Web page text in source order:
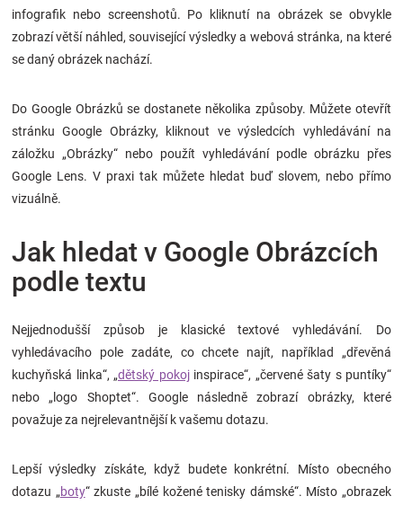
infografik nebo screenshotů. Po kliknutí na obrázek se obvykle
zobrazí větší náhled, související výsledky a webová stránka, na které
se daný obrázek nachází.
Do Google Obrázků se dostanete několika způsoby. Můžete otevřít
stránku Google Obrázky, kliknout ve výsledcích vyhledávání na
záložku „Obrázky“ nebo použít vyhledávání podle obrázku přes
Google Lens. V praxi tak můžete hledat buď slovem, nebo přímo
vizuálně.
Jak hledat v Google Obrázcích
podle textu
Nejjednodušší způsob je klasické textové vyhledávání. Do
vyhledávacího pole zadáte, co chcete najít, například „dřevěná
kuchyňská linka“, „dětský pokojinspirace“, „červené šaty s puntíky“
nebo „logo Shoptet“. Google následně zobrazí obrázky, které
považuje za nejrelevantnější k vašemu dotazu.
Lepší výsledky získáte, když budete konkrétní. Místo obecného
dotazu „boty“ zkuste „bílé kožené tenisky dámské“. Místo „obrazek